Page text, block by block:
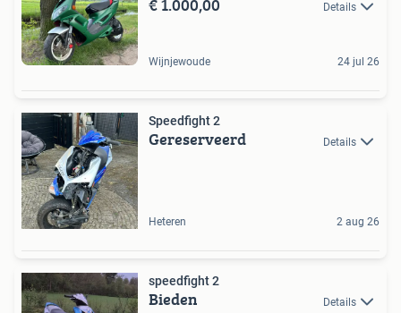
€ 1.000,00 Details
Wijnjewoude 24 jul 26
Speedfight 2
Gereserveerd Details
Heteren 2 aug 26
speedfight 2
Bieden Details